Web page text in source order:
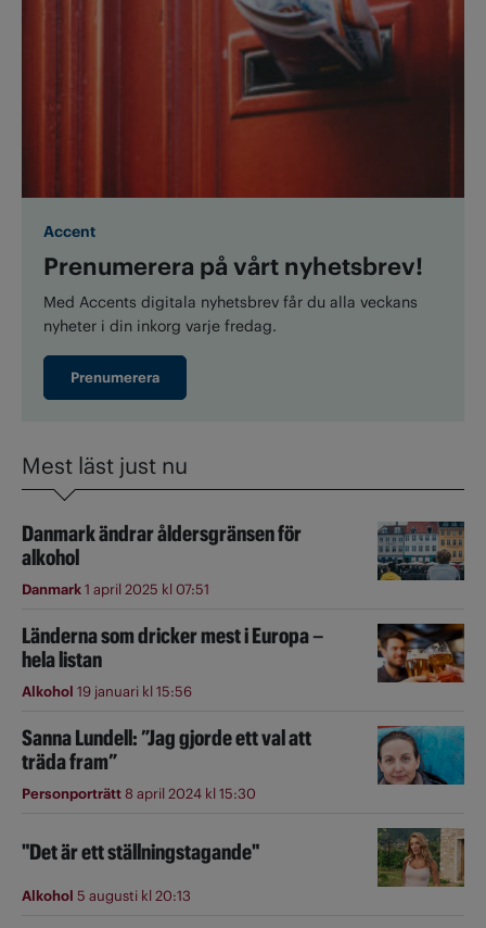
Accent
Prenumerera på vårt nyhetsbrev!
Med Accents digitala nyhetsbrev får du alla veckans
nyheter i din inkorg varje fredag.
Prenumerera
Mest läst just nu
Danmark ändrar åldersgränsen för
alkohol
Danmark1 april 2025 kl 07:51
Länderna som dricker mest i Europa –
hela listan
Alkohol 19 januari kl 15:56
Sanna Lundell: ”Jag gjorde ett val att
träda fram”
Personporträtt8 april 2024 kl 15:30
"Det är ett ställningstagande"
Alkohol 5 augusti kl 20:13